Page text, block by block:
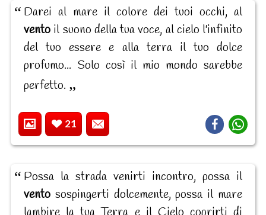
Darei al mare il colore dei tuoi occhi, al
vento il suono della tua voce, al cielo l'infinito
del tuo essere e alla terra il tuo dolce
profumo... Solo così il mio mondo sarebbe
perfetto.
21
Possa la strada venirti incontro, possa il
vento sospingerti dolcemente, possa il mare